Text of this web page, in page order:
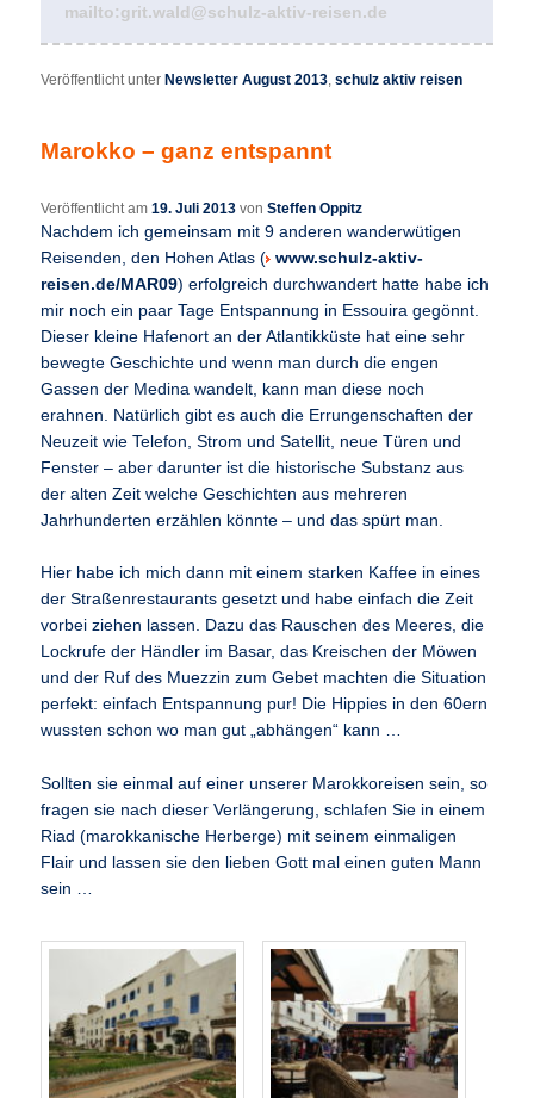
mailto:grit.wald@schulz-aktiv-reisen.de
Veröffentlicht unter Newsletter August 2013 ,schulz aktiv reisen
Marokko – ganz entspannt
Veröffentlicht am19. Juli 2013 vonSteffen Oppitz
Nachdem ich gemeinsam mit 9 anderen wanderwütigen
Reisenden, den Hohen Atlas ( www.schulz-aktiv-
reisen.de/MAR09) erfolgreich durchwandert hatte habe ich
mir noch ein paar Tage Entspannung in Essouira gegönnt.
Dieser kleine Hafenort an der Atlantikküste hat eine sehr
bewegte Geschichte und wenn man durch die engen
Gassen der Medina wandelt, kann man diese noch
erahnen. Natürlich gibt es auch die Errungenschaften der
Neuzeit wie Telefon, Strom und Satellit, neue Türen und
Fenster – aber darunter ist die historische Substanz aus
der alten Zeit welche Geschichten aus mehreren
Jahrhunderten erzählen könnte – und das spürt man.
Hier habe ich mich dann mit einem starken Kaffee in eines
der Straßenrestaurants gesetzt und habe einfach die Zeit
vorbei ziehen lassen. Dazu das Rauschen des Meeres, die
Lockrufe der Händler im Basar, das Kreischen der Möwen
und der Ruf des Muezzin zum Gebet machten die Situation
perfekt: einfach Entspannung pur! Die Hippies in den 60ern
wussten schon wo man gut „abhängen“ kann …
Sollten sie einmal auf einer unserer Marokkoreisen sein, so
fragen sie nach dieser Verlängerung, schlafen Sie in einem
Riad (marokkanische Herberge) mit seinem einmaligen
Flair und lassen sie den lieben Gott mal einen guten Mann
sein …